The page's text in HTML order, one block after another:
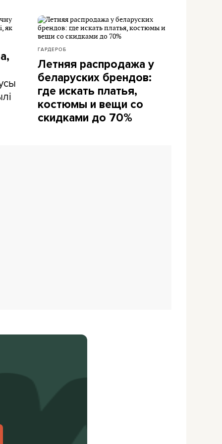
ГАРДЕРОБ
Летняя распродажа у
беларуских брендов:
где искать платья,
костюмы и вещи со
скидками до 70%